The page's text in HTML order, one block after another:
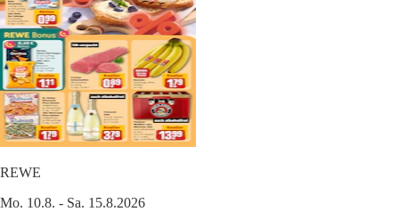
REWE
Mo. 10.8. - Sa. 15.8.2026